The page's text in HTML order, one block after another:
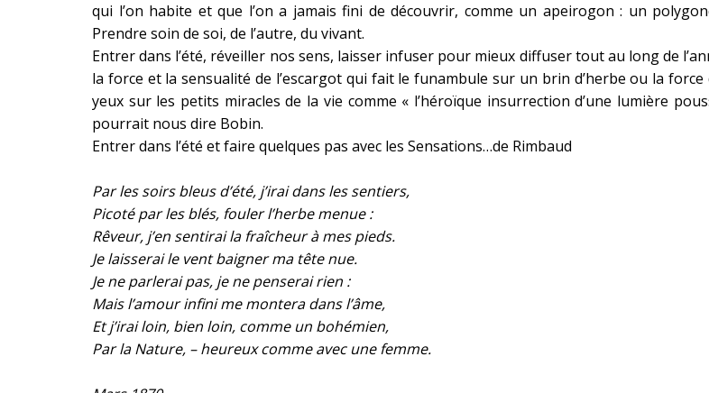
qui l’on habite et que l’on a jamais fini de découvrir, comme un apeirogon : un
Prendre soin de soi, de l’autre, du vivant.
Entrer dans l’été, réveiller nos sens, laisser infuser pour mieux diffuser tout au long de
la force et la sensualité de l’escargot qui fait le funambule sur un brin d’herbe ou la
yeux sur les petits miracles de la vie comme « l’héroïque insurrection d’une lumière
pourrait nous dire Bobin.
Entrer dans l’été et faire quelques pas avec les Sensations…de Rimbaud
Par les soirs bleus d’été, j’irai dans les sentiers,
Picoté par les blés, fouler l’herbe menue :
Rêveur, j’en sentirai la fraîcheur à mes pieds.
Je laisserai le vent baigner ma tête nue.
Je ne parlerai pas, je ne penserai rien :
Mais l’amour infini me montera dans l’âme,
Et j’irai loin, bien loin, comme un bohémien,
Par la Nature, – heureux comme avec une femme.